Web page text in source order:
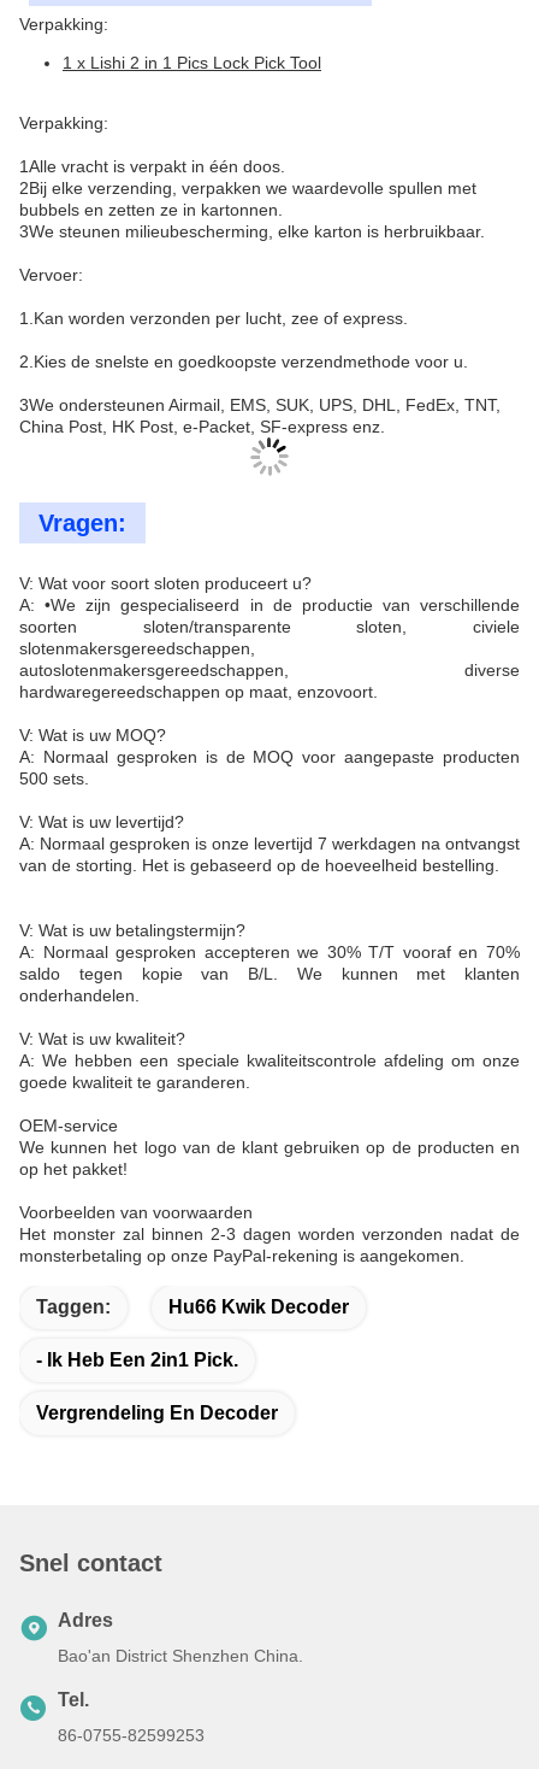
Verpakking:
1 x Lishi 2 in 1 Pics Lock Pick Tool
Verpakking:
1Alle vracht is verpakt in één doos.
2Bij elke verzending, verpakken we waardevolle spullen met
bubbels en zetten ze in kartonnen.
3We steunen milieubescherming, elke karton is herbruikbaar.
Vervoer:
1.Kan worden verzonden per lucht, zee of express.
2.Kies de snelste en goedkoopste verzendmethode voor u.
3We ondersteunen Airmail, EMS, SUK, UPS, DHL, FedEx, TNT,
China Post, HK Post, e-Packet, SF-express enz.
Vragen:
V: Wat voor soort sloten produceert u?
A: •We zijn gespecialiseerd in de productie van verschillende
soorten sloten/transparente sloten, civiele
slotenmakersgereedschappen,
autoslotenmakersgereedschappen, diverse
hardwaregereedschappen op maat, enzovoort.
V: Wat is uw MOQ?
A: Normaal gesproken is de MOQ voor aangepaste producten
500 sets.
V: Wat is uw levertijd?
A: Normaal gesproken is onze levertijd 7 werkdagen na ontvangst
van de storting. Het is gebaseerd op de hoeveelheid bestelling.
V: Wat is uw betalingstermijn?
A: Normaal gesproken accepteren we 30% T/T vooraf en 70%
saldo tegen kopie van B/L. We kunnen met klanten
onderhandelen.
V: Wat is uw kwaliteit?
A: We hebben een speciale kwaliteitscontrole afdeling om onze
goede kwaliteit te garanderen.
OEM-service
We kunnen het logo van de klant gebruiken op de producten en
op het pakket!
Voorbeelden van voorwaarden
Het monster zal binnen 2-3 dagen worden verzonden nadat de
monsterbetaling op onze PayPal-rekening is aangekomen.
Taggen: Hu66 Kwik Decoder
- Ik Heb Een 2in1 Pick.
Vergrendeling En Decoder
Snel contact
Adres
Bao'an District Shenzhen China.
Tel.
86-0755-82599253